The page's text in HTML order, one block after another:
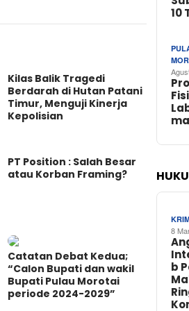
Kilas Balik Tragedi
Berdarah di Hutan Patani
Timur, Menguji Kinerja
Kepolisian
PT Position : Salah Besar
atau Korban Framing?
Catatan Debat Kedua;
“Calon Bupati dan wakil
Bupati Pulau Morotai
periode 2024-2029”
10
8
b